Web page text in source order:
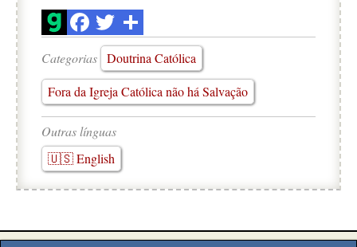
Categorias Doutrina Católica
Fora da Igreja Católica não há Salvação
Outras línguas
🇺🇸 English